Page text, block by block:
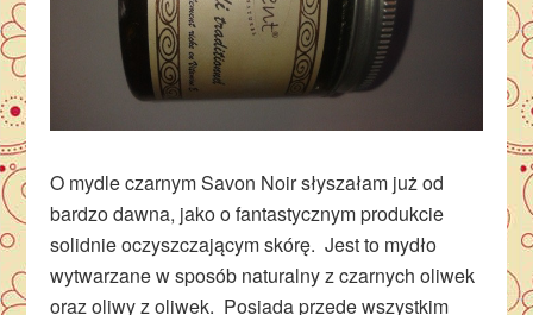
O mydle czarnym Savon Noir słyszałam już od
bardzo dawna, jako o fantastycznym produkcie
solidnie oczyszczającym skórę. Jest to mydło
wytwarzane w sposób naturalny z czarnych oliwek
oraz oliwy z oliwek. Posiada przede wszystkim